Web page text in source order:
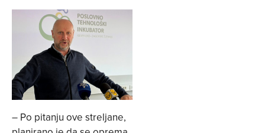
– Po pitanju ove streljane,